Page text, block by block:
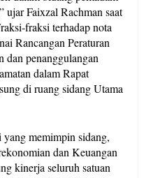
ujar Faixzal Rachman saat
fraksi terhadap nota
Rancangan Peraturan
dan penanggulangan
dalam Rapat
di ruang sidang Utama
memimpin sidang,
dan Keuangan
kinerja seluruh satuan